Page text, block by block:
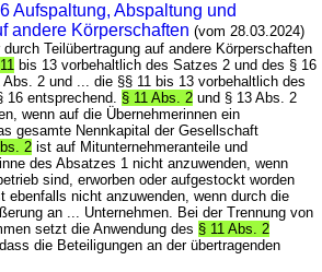
Aufspaltung, Abspaltung und
andere Körperschaften (vom 28.03.2024)
Teilübertragung auf andere Körperschaften
bis 13 vorbehaltlich des Satzes 2 und des § 16
Abs. 2 und ... die §§ 11 bis 13 vorbehaltlich des
16 entsprechend. § 11 Abs. 2 und § 13 Abs. 2
wenn auf die Übernehmerinnen ein
gesamte Nennkapital der Gesellschaft
2 ist auf Mitunternehmeranteile und
des Absatzes 1 nicht anzuwenden, wenn
sind, erworben oder aufgestockt worden
ebenfalls nicht anzuwenden, wenn durch die
an ... Unternehmen. Bei der Trennung von
setzt die Anwendung des § 11 Abs. 2
die Beteiligungen an der übertragenden